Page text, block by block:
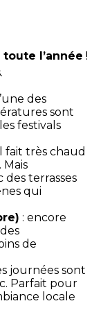
l’année !
des
sont
festivals
fait très chaud
Mais
des terrasses
qui
: encore
de
journées sont
Parfait pour
locale